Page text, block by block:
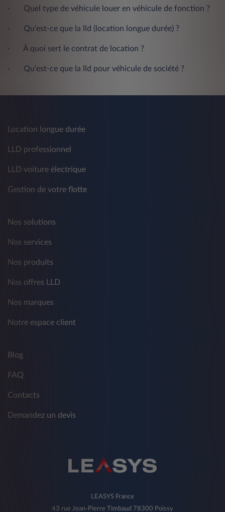
· Quel type de véhicule louer en véhicule de fonction ?
· Qu'est-ce que la lld (location longue durée) ?
· À quoi sert le contrat de location ?
· Qu'est-ce que la lld pour véhicule de société ?
Location longue durée
LLD professionnel
LLD voiture électrique
Gestion de votre flotte
Nos solutions
Nos services
Nos produits
Nos offres LLD
Nos marques
Notre espace client
Blog
FAQ
Contacts
Demandez un devis
LEASYS France
43 rue Jean-Pierre Timbaud 78300 Poissy